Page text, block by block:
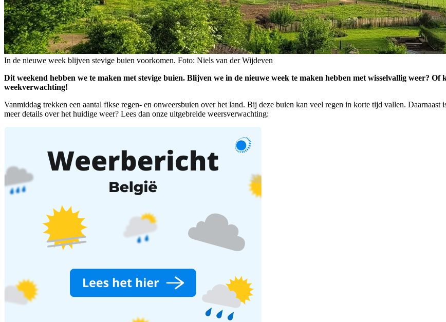
In de nieuwe week blijven stevige buien voorkomen. Foto: Niels van der Wijdeven
Dit weekend hebben we te maken met stevige buien. Blijven we in de nieuwe week te maken hebben met wisselvallig weer? Of
weekverwachting!
Vanmiddag trekken een aantal fikse regen- en onweersbuien over het land. Bij deze buien kan veel regen in korte tijd vallen.
meer details over het huidige weer? Lees dan onze uitgebreide weersverwachting: